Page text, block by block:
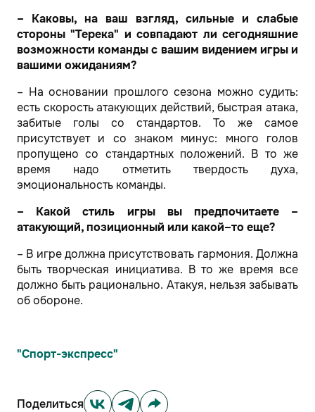
– Каковы, на ваш взгляд, сильные и слабые
стороны "Терека" и совпадают ли сегодняшние
возможности команды с вашим видением игры и
вашими ожиданиям?
– На основании прошлого сезона можно судить:
есть скорость атакующих действий, быстрая атака,
забитые голы со стандартов. То же самое
присутствует и со знаком минус: много голов
пропущено со стандартных положений. В то же
время надо отметить твердость духа,
эмоциональность команды.
– Какой стиль игры вы предпочитаете –
атакующий, позиционный или какой–то еще?
– В игре должна присутствовать гармония. Должна
быть творческая инициатива. В то же время все
должно быть рационально. Атакуя, нельзя забывать
об обороне.
"Cпорт-экспресс"
Поделиться